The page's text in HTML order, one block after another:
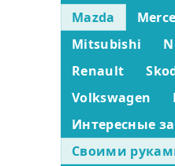
Mazda
Mitsubishi
Renault
Volkswagen
Интересные
Своими